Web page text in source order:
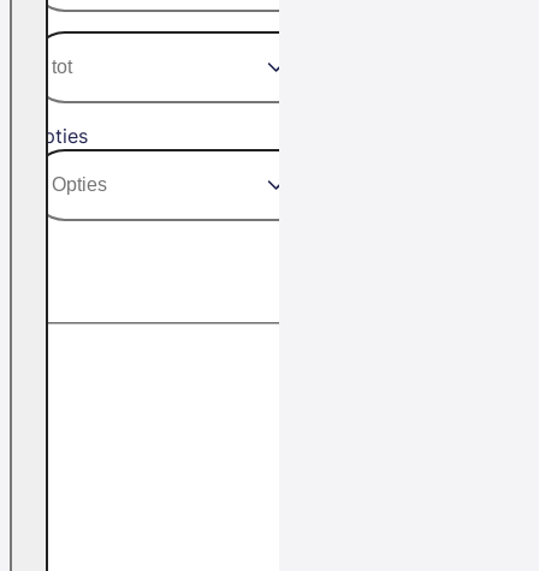
Opties